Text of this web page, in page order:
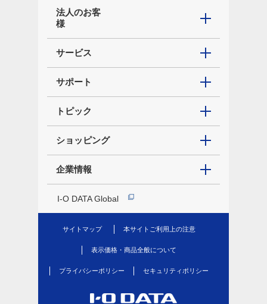
法人のお客
様
サービス
サポート
トピック
ショッピング
企業情報
I-O DATA Global
サイトマップ 本サイトご利用上の注意
表示価格・商品全般について
プライバシーポリシー セキュリティポリシー